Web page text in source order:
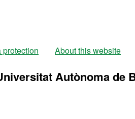
protection About this website
Autònoma de